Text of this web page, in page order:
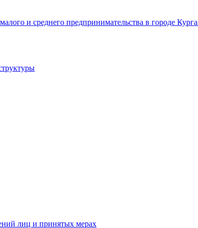
и среднего предпринимательства в городе
лиц и принятых мерах